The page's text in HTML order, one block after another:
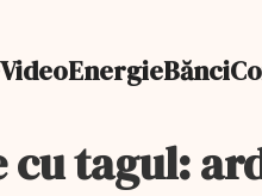
VideoEnergieBănci
tagul: